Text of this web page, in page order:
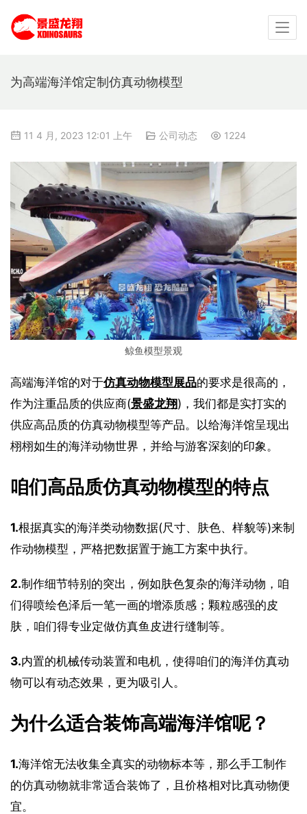
为高端海洋馆定制仿真动物模型
11 4 月, 2023 12:01 上午 公司动态 1224
鲸鱼模型景观
高端海洋馆的对于仿真动物模型展品的要求是很高的，
作为注重品质的供应商(景盛龙翔)，我们都是实打实的
供应高品质的仿真动物模型等产品。以给海洋馆呈现出
栩栩如生的海洋动物世界，并给与游客深刻的印象。
咱们高品质仿真动物模型的特点
1.根据真实的海洋类动物数据(尺寸、肤色、样貌等)来制
作动物模型，严格把数据置于施工方案中执行。
2.制作细节特别的突出，例如肤色复杂的海洋动物，咱
们得喷绘色泽后一笔一画的增添质感；颗粒感强的皮
肤，咱们得专业定做仿真鱼皮进行缝制等。
3.内置的机械传动装置和电机，使得咱们的海洋仿真动
物可以有动态效果，更为吸引人。
为什么适合装饰高端海洋馆呢？
1.海洋馆无法收集全真实的动物标本等，那么手工制作
的仿真动物就非常适合装饰了，且价格相对比真动物便
宜。